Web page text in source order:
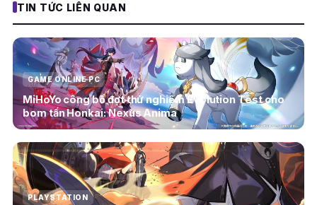
TIN TỨC LIÊN QUAN
GAME ONLINE PC
MiHoYo công bố đợt thử nghiệm Evolution Test cho
bom tấn Honkai: Nexus Anima
PLAYSTATION